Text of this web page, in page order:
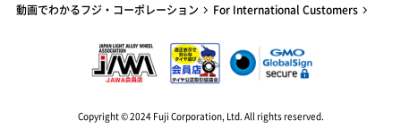
動画でわかるフジ・コーポレーション
For International Customers
Copyright © 2024 Fuji Corporation, Ltd. All rights reserved.